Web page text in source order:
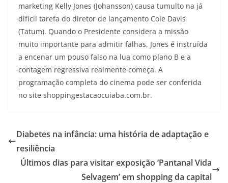
marketing Kelly Jones (Johansson) causa tumulto na já
difícil tarefa do diretor de lançamento Cole Davis
(Tatum). Quando o Presidente considera a missão
muito importante para admitir falhas, Jones é instruída
a encenar um pouso falso na lua como plano B e a
contagem regressiva realmente começa. A
programação completa do cinema pode ser conferida
no site shoppingestacaocuiaba.com.br.
Diabetes na infância: uma história de adaptação e
resiliência
Últimos dias para visitar exposição ‘Pantanal Vida
Selvagem’ em shopping da capital